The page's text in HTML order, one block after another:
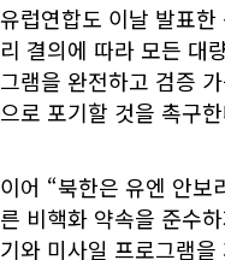
유럽연합도 이날 발표
리 결의에 따라 모든 대
그램을 완전하고 검증
으로 포기할 것을 촉구
이어 “북한은 유엔 안
른 비핵화 약속을 준수
기와 미사일 프로그램